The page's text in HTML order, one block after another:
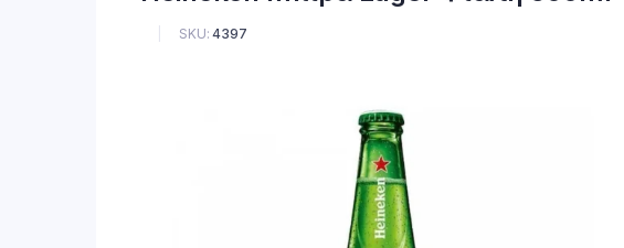
SKU: 4397